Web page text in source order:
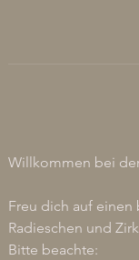
Willkommen bei
Freu dich auf einen
Radieschen und
Bitte beachte: